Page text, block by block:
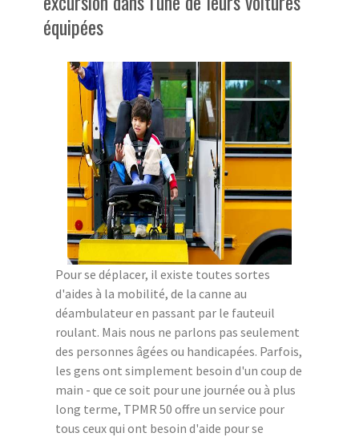
équipées
Pour se déplacer, il existe toutes sortes
d'aides à la mobilité, de la canne au
déambulateur en passant par le fauteuil
roulant. Mais nous ne parlons pas seulement
des personnes âgées ou handicapées. Parfois,
les gens ont simplement besoin d'un coup de
main - que ce soit pour une journée ou à plus
long terme, TPMR 50 offre un service pour
tous ceux qui ont besoin d'aide pour se